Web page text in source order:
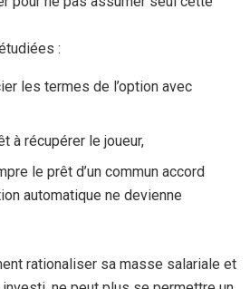
:
les termes de l’option avec
à récupérer le joueur,
le prêt d’un commun accord
automatique ne devienne
rationaliser sa masse salariale et